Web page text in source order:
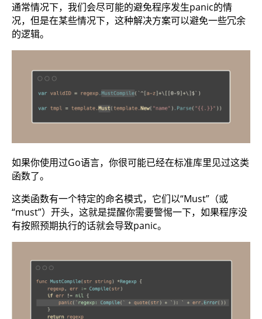
通常情况下，我们会尽可能的避免程序发生panic的情
况，但是在某些情况下，这种解决方案可以避免一些冗余
的逻辑。
如果你使用过Go语言，你很可能已经在标准库里见过这类
函数了。
这类函数有一个特定的命名模式，它们以“Must”（或
“must”）开头，这就是提醒你需要警惕一下，如果程序没
有按照预期执行的话就会导致panic。